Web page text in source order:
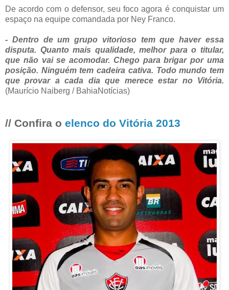
De acordo com o defensor, seu foco agora é conquistar um
espaço na equipe comandada por Ney Franco.
- Dentro de um grupo vitorioso tem que haver essa
disputa. Quanto mais qualidade, melhor para o titular,
que não vai se acomodar. Chego para brigar por uma
posição. Ninguém tem cadeira cativa. Todo mundo tem
que provar a cada dia que merece estar no Vitória.
(Maurício Naiberg / BahiaNotícias)
// Confira o elenco do Vitória 2013